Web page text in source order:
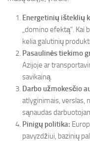
Energetinių išteklių
„domino efektą“. Kai
kelia galutinių
Pasaulinės tiekimo
Azijoje ar
savikainą.
Darbo užmokesčio
atlyginimais, verslas,
sąnaudas
Pinigų politika:
pavyzdžiui, bazinių